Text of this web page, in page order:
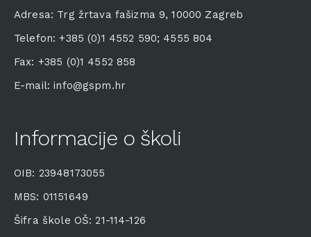
Adresa: Trg žrtava fašizma 9, 10000 Zagreb
Telefon: +385 (0)1 4552 590; 4555 804
Fax: +385 (0)1 4552 858
E-mail: info@gspm.hr
Informacije o školi
OIB: 23948173055
MBS: 01151649
Šifra škole OŠ: 21-114-126